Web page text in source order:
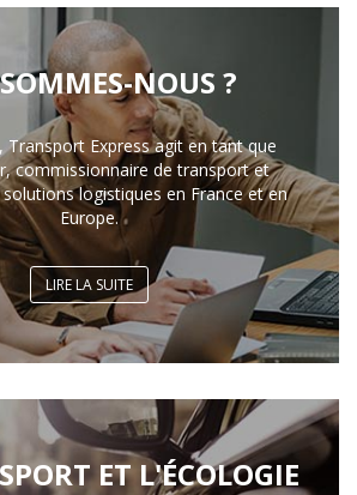
NOUS ?
Transport Express agit en tant que
commissionnaire de transport et
logistiques en France et en
Europe.
LIRE LA SUITE
ET L'ÉCOLOGIE